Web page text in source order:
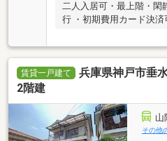
二人入居可・最上階・閑
行 ・初期費用カード決済
賃貸一戸建て
兵庫県神戸市垂
2階建
山
その他